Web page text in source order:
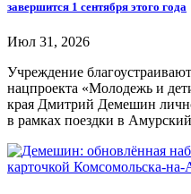
завершится 1 сентября этого года
Июл 31, 2026
Учреждение
нацпроекта «Молодежь и
края Дмитрий Демешин
в рамках поездки в